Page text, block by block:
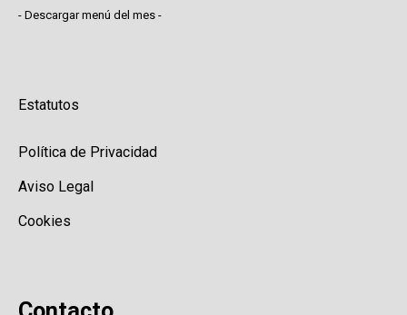
- Descargar menú del mes -
Estatutos
Política de Privacidad
Aviso Legal
Cookies